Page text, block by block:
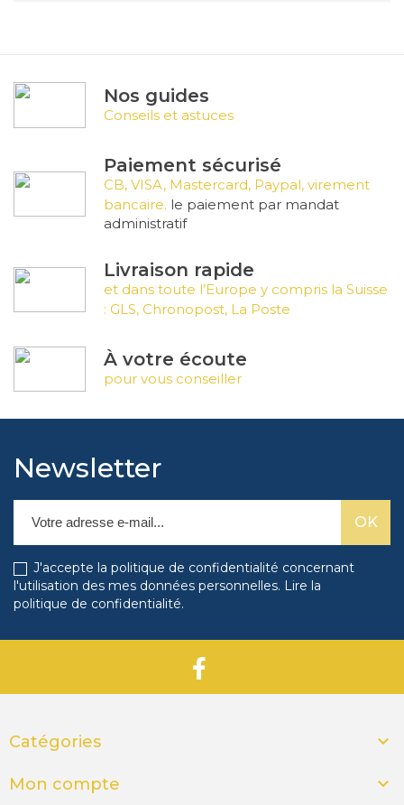
de décorations murales.
cadres photo, des miroirs ou des œuvres d'art
personnelles.
Decoho
Sur Decoho, nous proposons une gamme
complète de câbles micro perlon avec
embout Twister, adaptés à diverses longueurs
et besoins spécifiques.
nos produits phares :​
Ce câble de 150 cm est idéal pour les
accrochages de petite à moyenne taille. Sa
longueur convient parfaitement aux cadres
standards et aux œuvres de dimensions
Diamètre :
Matériau :Perlon transparent
Nos guides
Conseils et astuces
Paiement sécurisé
CB, VISA, Mastercard, Paypal, virement
bancaire. le paiement par mandat
administratif
Livraison rapide
et dans toute l’Europe y compris la Suisse
: GLS, Chronopost, La Poste
À votre écoute
pour vous conseiller
Newsletter
J'accepte la politique de confidentialité concernant
l'utilisation des mes données personnelles. Lire la
politique de confidentialité.
Catégories 
Mon compte 